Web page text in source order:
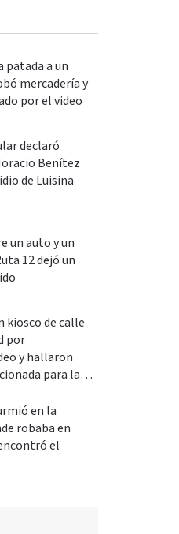
patada a un
mercadería y
por el video
declaró
Benítez
de Luisina
un auto y un
12 dejó un
kiosco de calle
por
y hallaron
para la
en la
robaba en
el